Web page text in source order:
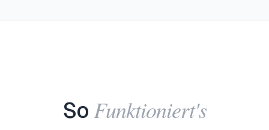
So Funktioniert's